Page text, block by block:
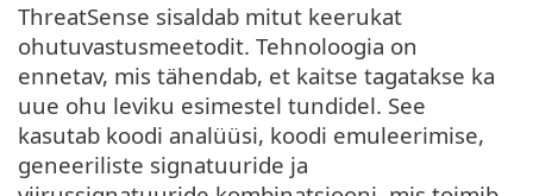
ThreatSense sisaldab mitut keerukat
ohutuvastusmeetodit. Tehnoloogia on
ennetav, mis tähendab, et kaitse tagatakse ka
uue ohu leviku esimestel tundidel. See
kasutab koodi analüüsi, koodi emuleerimise,
geneeriliste signatuuride ja